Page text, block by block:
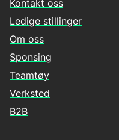
Kontakt oss
Ledige stillinger
Om oss
Sponsing
Teamtøy
Verksted
B2B